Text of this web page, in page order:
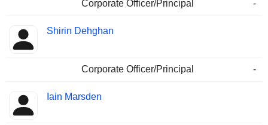
Corporate Officer/Principal -
Shirin Dehghan
Corporate Officer/Principal -
Iain Marsden